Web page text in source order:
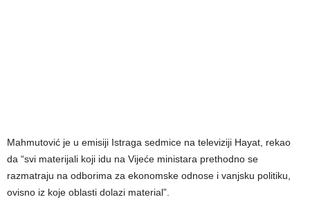
Mahmutović je u emisiji Istraga sedmice na televiziji Hayat, rekao
da “svi materijali koji idu na Vijeće ministara prethodno se
razmatraju na odborima za ekonomske odnose i vanjsku politiku,
ovisno iz koje oblasti dolazi material”.